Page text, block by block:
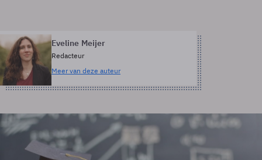
Eveline Meijer
Redacteur
Meer van deze auteur